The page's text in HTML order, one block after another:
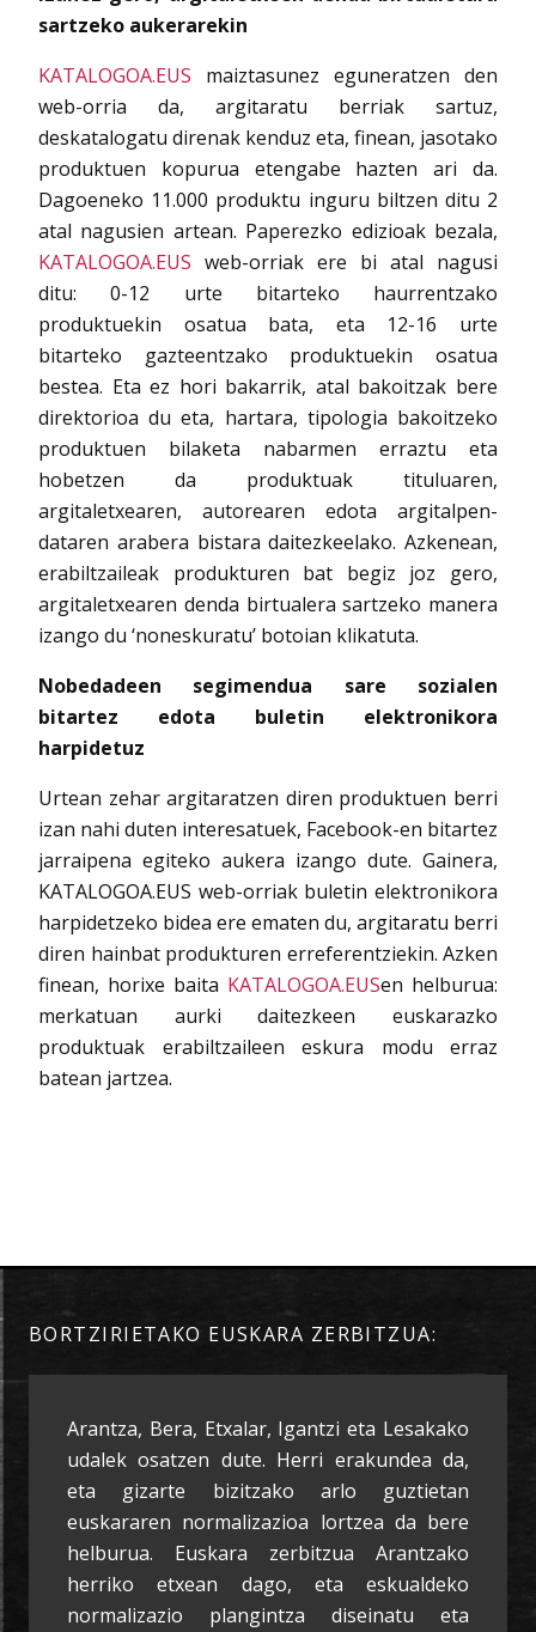
sartzeko aukerarekin
KATALOGOA.EUS maiztasunez eguneratzen den
web-orria da, argitaratu berriak sartuz,
deskatalogatu direnak kenduz eta, finean, jasotako
produktuen kopurua etengabe hazten ari da.
Dagoeneko 11.000 produktu inguru biltzen ditu 2
atal nagusien artean. Paperezko edizioak bezala,
KATALOGOA.EUS web-orriak ere bi atal nagusi
ditu: 0-12 urte bitarteko haurrentzako
produktuekin osatua bata, eta 12-16 urte
bitarteko gazteentzako produktuekin osatua
bestea. Eta ez hori bakarrik, atal bakoitzak bere
direktorioa du eta, hartara, tipologia bakoitzeko
produktuen bilaketa nabarmen erraztu eta
hobetzen da produktuak tituluaren,
argitaletxearen, autorearen edota argitalpen-
dataren arabera bistara daitezkeelako. Azkenean,
erabiltzaileak produkturen bat begiz joz gero,
argitaletxearen denda birtualera sartzeko manera
izango du ‘noneskuratu’ botoian klikatuta.
Nobedadeen segimendua sare sozialen
bitartez edota buletin elektronikora
harpidetuz
Urtean zehar argitaratzen diren produktuen berri
izan nahi duten interesatuek, Facebook-en bitartez
jarraipena egiteko aukera izango dute. Gainera,
KATALOGOA.EUS web-orriak buletin elektronikora
harpidetzeko bidea ere ematen du, argitaratu berri
diren hainbat produkturen erreferentziekin. Azken
finean, horixe baita KATALOGOA.EUSen helburua:
merkatuan aurki daitezkeen euskarazko
produktuak erabiltzaileen eskura modu erraz
batean jartzea.
BORTZIRIETAKO EUSKARA ZERBITZUA:
Arantza, Bera, Etxalar, Igantzi eta Lesakako
udalek osatzen dute. Herri erakundea da,
eta gizarte bizitzako arlo guztietan
euskararen normalizazioa lortzea da bere
helburua. Euskara zerbitzua Arantzako
herriko etxean dago, eta eskualdeko
normalizazio plangintza diseinatu eta